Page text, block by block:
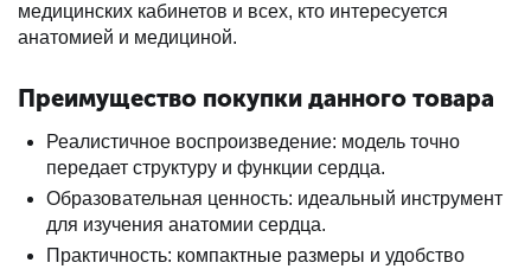
медицинских кабинетов и всех, кто интересуется
анатомией и медициной.
Преимущество покупки данного товара
Реалистичное воспроизведение: модель точно
передает структуру и функции сердца.
Образовательная ценность: идеальный инструмент
для изучения анатомии сердца.
Практичность: компактные размеры и удобство